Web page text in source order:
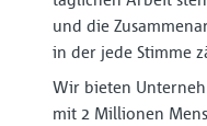
und die
in der jede Stimme
Wir bieten
mit 2 Millionen